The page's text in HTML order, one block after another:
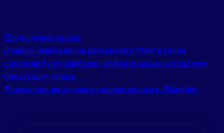
Предыдущая запись
В каком направлении развивается SMM и какие
стратегии будут наиболее эффективными в этом году
Следующая запись
Демонстрация экрана во время звонка в WhatsApp